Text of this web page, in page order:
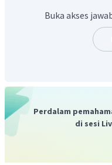
Jadi, panjang jari-jari
Buka akses
Perdalam
di sesi